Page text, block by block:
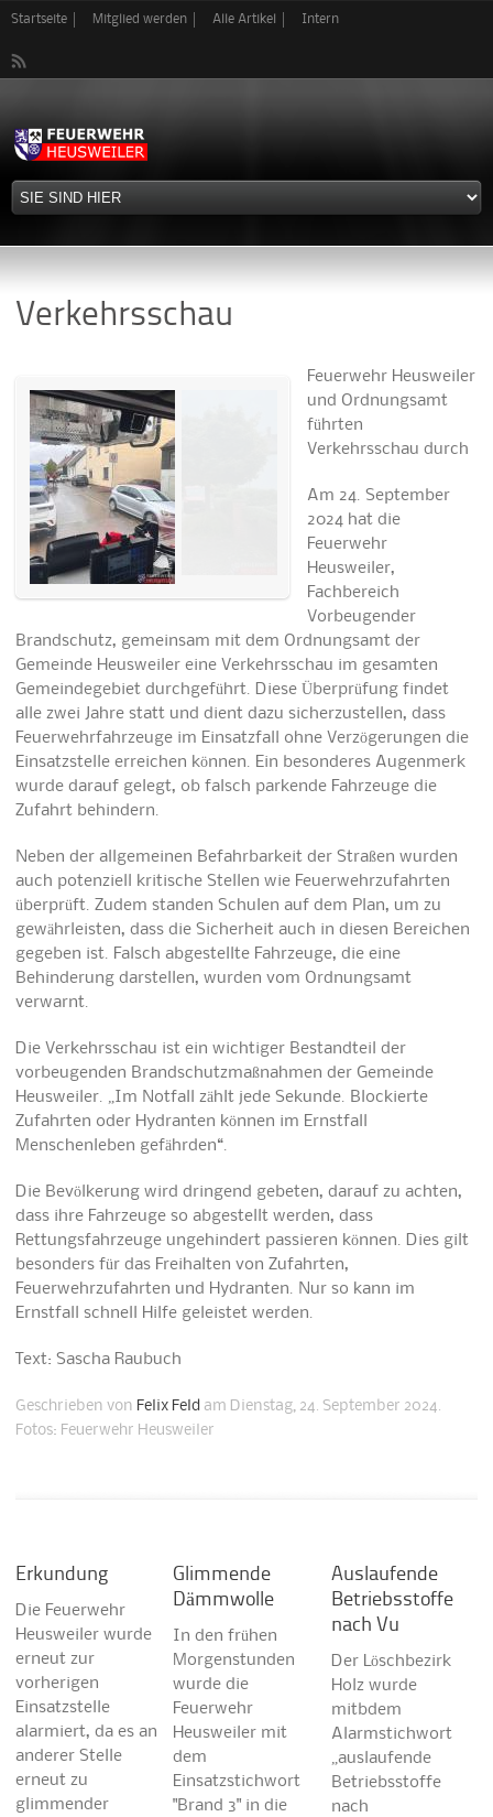
Direkt
Startseite Mitglied werden Alle Artikel Intern
Verkehrsschau
Feuerwehr Heusweiler
und Ordnungsamt
führten
Verkehrsschau durch
Am 24. September
2024 hat die
Feuerwehr
Heusweiler,
Fachbereich
Vorbeugender
Brandschutz, gemeinsam mit dem Ordnungsamt der
Gemeinde Heusweiler eine Verkehrsschau im gesamten
Gemeindegebiet durchgeführt. Diese Überprüfung findet
alle zwei Jahre statt und dient dazu sicherzustellen, dass
Feuerwehrfahrzeuge im Einsatzfall ohne Verzögerungen die
Einsatzstelle erreichen können. Ein besonderes Augenmerk
wurde darauf gelegt, ob falsch parkende Fahrzeuge die
Zufahrt behindern.
Neben der allgemeinen Befahrbarkeit der Straßen wurden
auch potenziell kritische Stellen wie Feuerwehrzufahrten
überprüft. Zudem standen Schulen auf dem Plan, um zu
gewährleisten, dass die Sicherheit auch in diesen Bereichen
gegeben ist. Falsch abgestellte Fahrzeuge, die eine
Behinderung darstellen, wurden vom Ordnungsamt
verwarnt.
Die Verkehrsschau ist ein wichtiger Bestandteil der
vorbeugenden Brandschutzmaßnahmen der Gemeinde
Heusweiler. „Im Notfall zählt jede Sekunde. Blockierte
Zufahrten oder Hydranten können im Ernstfall
Menschenleben gefährden“.
Die Bevölkerung wird dringend gebeten, darauf zu achten,
dass ihre Fahrzeuge so abgestellt werden, dass
Rettungsfahrzeuge ungehindert passieren können. Dies gilt
besonders für das Freihalten von Zufahrten,
Feuerwehrzufahrten und Hydranten. Nur so kann im
Ernstfall schnell Hilfe geleistet werden.
Text: Sascha Raubuch
Geschrieben von Felix Feld am Dienstag, 24. September 2024.
Fotos: Feuerwehr Heusweiler
Erkundung
Die Feuerwehr
Heusweiler wurde
erneut zur
vorherigen
Einsatzstelle
alarmiert, da es an
anderer Stelle
erneut zu
glimmender
Glimmende
Dämmwolle
In den frühen
Morgenstunden
wurde die
Feuerwehr
Heusweiler mit
dem
Einsatzstichwort
"Brand 3" in die
Auslaufende
Betriebsstoffe
nach Vu
Der Löschbezirk
Holz wurde
mitbdem
Alarmstichwort
„auslaufende
Betriebsstoffe
nach